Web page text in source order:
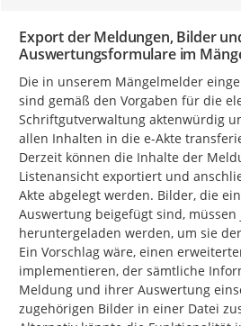
Export der Meldungen, Bilder
Auswertungsformulare im
Die in unserem Mängelmelder
sind gemäß den Vorgaben für die
Schriftgutverwaltung aktenwürdig
allen Inhalten in die e-Akte
Derzeit können die Inhalte der
Listenansicht exportiert und
Akte abgelegt werden. Bilder, die
Auswertung beigefügt sind,
heruntergeladen werden, um sie
Ein Vorschlag wäre, einen
implementieren, der sämtliche
Meldung und ihrer Auswertung
zugehörigen Bilder in einer Datei